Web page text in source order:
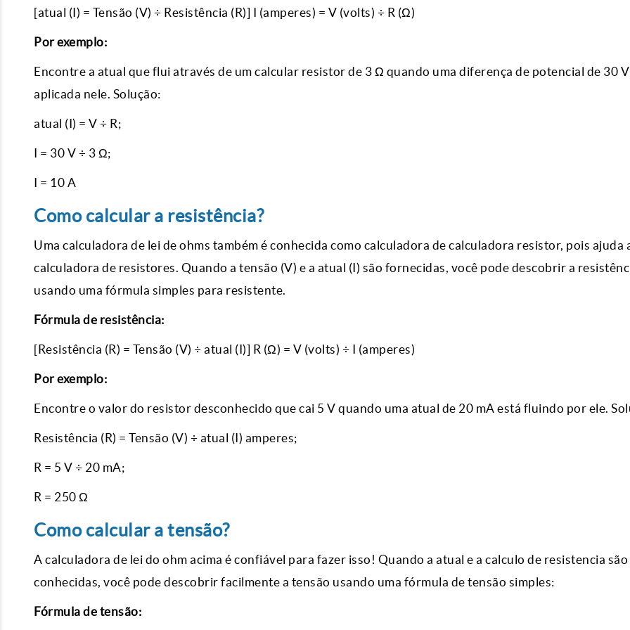
[atual (I) = Tensão (V) ÷ Resistência (R)] I (amperes) = V (volts) ÷ R (Ω)
Por exemplo:
Encontre a atual que flui através de um calcular resistor de 3 Ω quando uma diferença de potencial de 30
aplicada nele. Solução:
atual (I) = V ÷ R;
I = 30 V ÷ 3 Ω;
I = 10 A
Como calcular a resistência?
Uma calculadora de lei de ohms também é conhecida como calculadora de calculadora resistor, pois ajuda
calculadora de resistores. Quando a tensão (V) e a atual (I) são fornecidas, você pode descobrir a
usando uma fórmula simples para resistente.
Fórmula de resistência:
[Resistência (R) = Tensão (V) ÷ atual (I)] R (Ω) = V (volts) ÷ I (amperes)
Por exemplo:
Encontre o valor do resistor desconhecido que cai 5 V quando uma atual de 20 mA está fluindo por ele.
Resistência (R) = Tensão (V) ÷ atual (I) amperes;
R = 5 V ÷ 20 mA;
R = 250 Ω
Como calcular a tensão?
A calculadora de lei do ohm acima é confiável para fazer isso! Quando a atual e a calculo de resistencia são
conhecidas, você pode descobrir facilmente a tensão usando uma fórmula de tensão simples:
Fórmula de tensão: